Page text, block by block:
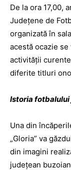
De la ora 17,00,
Județene de
organizată în
acestă ocazie
activității
diferite titluri
Istoria fotbalului
Una din
„Gloria” va
din imagini
judeţean